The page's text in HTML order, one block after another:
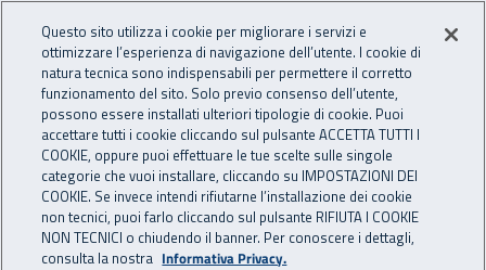
INAIL - Istituto Nazionale
Apri cerca
Navigazione principale
Navigazione - Ti trovi in:
Home Inail comunica Eventi
Eventi
Questo sito utilizza i cookie per migliorare i servizi e
ottimizzare l’esperienza di navigazione dell’utente. I cookie di
natura tecnica sono indispensabili per permettere il corretto
funzionamento del sito. Solo previo consenso dell’utente,
possono essere installati ulteriori tipologie di cookie. Puoi
accettare tutti i cookie cliccando sul pulsante ACCETTA TUTTI I
COOKIE, oppure puoi effettuare le tue scelte sulle singole
categorie che vuoi installare, cliccando su IMPOSTAZIONI DEI
COOKIE. Se invece intendi rifiutarne l’installazione dei cookie
non tecnici, puoi farlo cliccando sul pulsante RIFIUTA I COOKIE
NON TECNICI o chiudendo il banner. Per conoscere i dettagli,
consulta la nostra Informativa Privacy.